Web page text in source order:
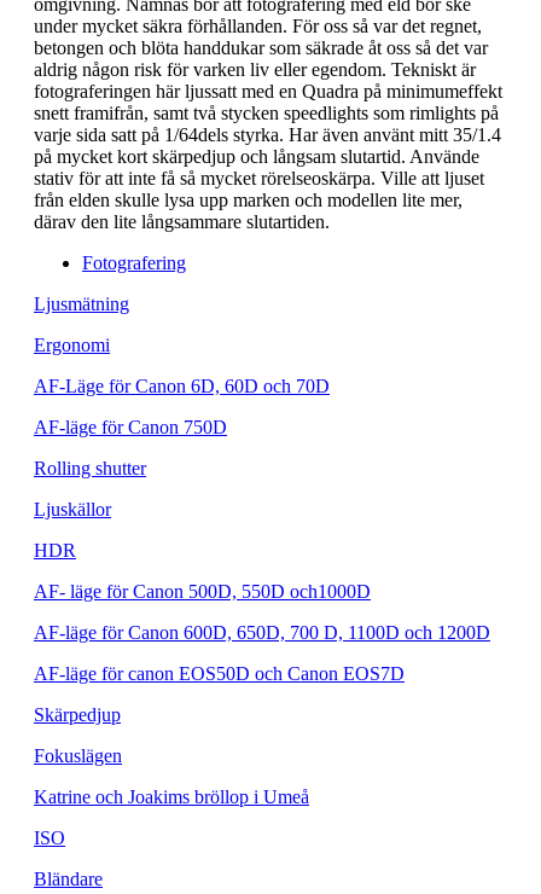
omgivning. Nämnas bör att fotografering med eld bör ske
under mycket säkra förhållanden. För oss så var det regnet,
betongen och blöta handdukar som säkrade åt oss så det var
aldrig någon risk för varken liv eller egendom. Tekniskt är
fotograferingen här ljussatt med en Quadra på minimumeffekt
snett framifrån, samt två stycken speedlights som rimlights på
varje sida satt på 1/64dels styrka. Har även använt mitt 35/1.4
på mycket kort skärpedjup och långsam slutartid. Använde
stativ för att inte få så mycket rörelseoskärpa. Ville att ljuset
från elden skulle lysa upp marken och modellen lite mer,
därav den lite långsammare slutartiden.
Fotografering
Ljusmätning
Ergonomi
AF-Läge för Canon 6D, 60D och 70D
AF-läge för Canon 750D
Rolling shutter
Ljuskällor
HDR
AF- läge för Canon 500D, 550D och1000D
AF-läge för Canon 600D, 650D, 700 D, 1100D och 1200D
AF-läge för canon EOS50D och Canon EOS7D
Skärpedjup
Fokuslägen
Katrine och Joakims bröllop i Umeå
ISO
Bländare